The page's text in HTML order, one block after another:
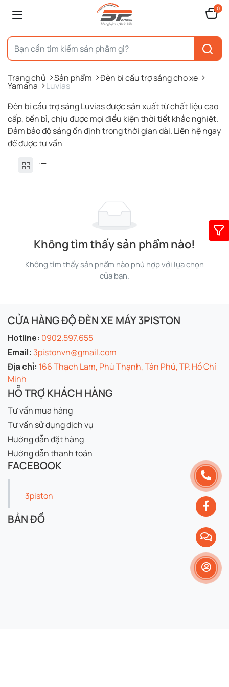
0
Trang chủ Sản phẩm Đèn bi cầu trợ sáng cho xe
Yamaha
Luvias
Đèn bi cầu trợ sáng Luvias được sản xuất từ chất liệu cao
cấp, bền bỉ, chịu được mọi điều kiện thời tiết khắc nghiệt.
Đảm bảo độ sáng ổn định trong thời gian dài. Liên hệ ngay
để được tư vấn
Không tìm thấy sản phẩm nào!
Không tìm thấy sản phẩm nào phù hợp với lựa chọn
của bạn.
CỬA HÀNG ĐỘ ĐÈN XE MÁY 3PISTON
Hotline: 0902.597.655
Email: 3pistonvn@gmail.com
Địa chỉ: 166 Thạch Lam, Phú Thạnh, Tân Phú, TP. Hồ Chí
Minh
HỖ TRỢ KHÁCH HÀNG
Tư vấn mua hàng
Tư vấn sử dụng dịch vụ
Hướng dẫn đặt hàng
Hướng dẫn thanh toán
FACEBOOK
3piston
BẢN ĐỒ